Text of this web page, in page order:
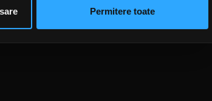
dvs. sau culese în urma folosirii serviciilor
Permitere toate